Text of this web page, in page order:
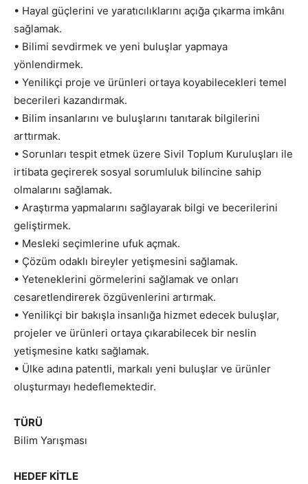
• Hayal güçlerini ve yaratıcılıklarını açığa çıkarma imkânı
sağlamak.
• Bilimi sevdirmek ve yeni buluşlar yapmaya
yönlendirmek.
• Yenilikçi proje ve ürünleri ortaya koyabilecekleri temel
becerileri kazandırmak.
• Bilim insanlarını ve buluşlarını tanıtarak bilgilerini
arttırmak.
• Sorunları tespit etmek üzere Sivil Toplum Kuruluşları ile
irtibata geçirerek sosyal sorumluluk bilincine sahip
olmalarını sağlamak.
• Araştırma yapmalarını sağlayarak bilgi ve becerilerini
geliştirmek.
• Mesleki seçimlerine ufuk açmak.
• Çözüm odaklı bireyler yetişmesini sağlamak.
• Yeteneklerini görmelerini sağlamak ve onları
cesaretlendirerek özgüvenlerini artırmak.
• Yenilikçi bir bakışla insanlığa hizmet edecek buluşlar,
projeler ve ürünleri ortaya çıkarabilecek bir neslin
yetişmesine katkı sağlamak.
• Ülke adına patentli, markalı yeni buluşlar ve ürünler
oluşturmayı hedeflemektedir.
TÜRÜ
Bilim Yarışması
HEDEF KİTLE